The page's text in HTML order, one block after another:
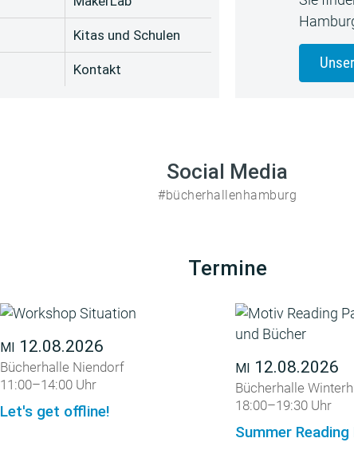
Kitas und Schulen
Kontakt
Social Media
#bücherhallenhamburg
Termine
MI 12.08.2026
Bücherhalle Niendorf
11:00–14:00 Uhr
Let's get offline!
MI 12.08.2026
Bücherhalle
18:00–19:30 Uhr
Summer